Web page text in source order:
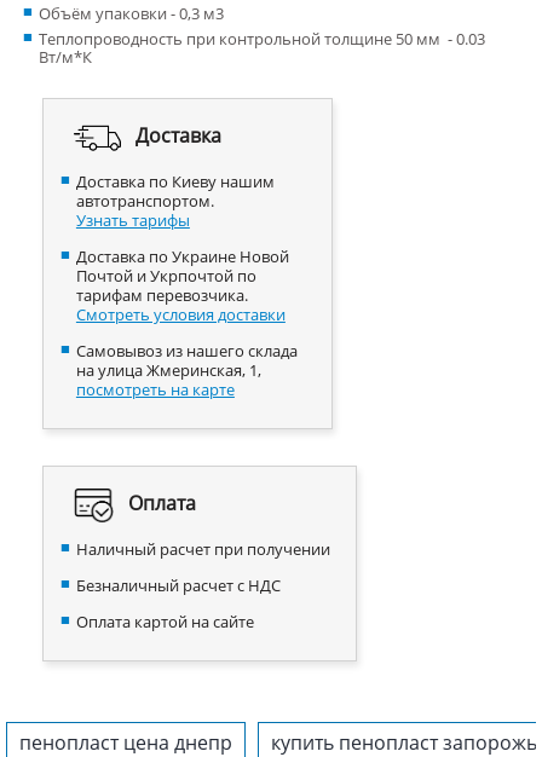
Объём упаковки - 0,3 м3
Теплопроводность при контрольной толщине 50 мм - 0.03
Вт/м*К
Доставка
Доставка по Киеву нашим
автотранспортом.
Узнать тарифы
Доставка по Украине Новой
Почтой и Укрпочтой по
тарифам перевозчика.
Смотреть условия доставки
Самовывоз из нашего склада
на улица Жмеринская, 1,
посмотреть на карте
Оплата
Наличный расчет при получении
Безналичный расчет с НДС
Оплата картой на сайте
пенопласт цена днепр купить пенопласт